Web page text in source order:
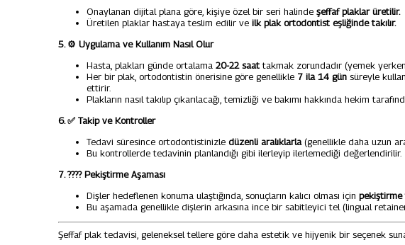
Onaylanan dijital plana göre, kişiye özel bir seri halinde şeffaf plaklar üretilir.
Üretilen plaklar hastaya teslim edilir ve ilk plak ortodontist eşliğinde takılır.
5. ⚙️ Uygulama ve Kullanım Nasıl Olur
Hasta, plakları günde ortalama 20-22 saattakmak zorundadır (yemek yerken
Her bir plak, ortodontistin önerisine göre genellikle 7 ila 14 gün süreyle
ettirir.
Plakların nasıl takılıp çıkarılacağı, temizliği ve bakımı hakkında hekim
6.✅ Takip ve Kontroller
Tedavi süresince ortodontistinizle düzenli aralıklarla(genellikle daha uzun
Bu kontrollerde tedavinin planlandığı gibi ilerleyip ilerlemediği değerlendirilir.
7.????️ Pekiştirme Aşaması
Dişler hedeflenen konuma ulaştığında, sonuçların kalıcı olması için pekiştirme
Bu aşamada genellikle dişlerin arkasına ince bir sabitleyici tel (lingual
Şeffaf plak tedavisi, geleneksel tellere göre daha estetik ve hijyenik bir seçenek